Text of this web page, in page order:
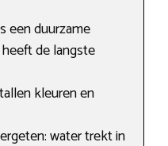
een duurzame
de langste
kleuren en
water trekt in